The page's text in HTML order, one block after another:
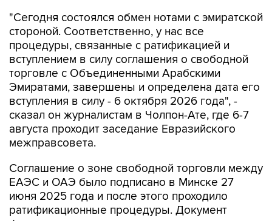
"Сегодня состоялся обмен нотами с эмиратской
стороной. Соответственно, у нас все
процедуры, связанные с ратификацией и
вступлением в силу соглашения о свободной
торговле с Объединенными Арабскими
Эмиратами, завершены и определена дата его
вступления в силу - 6 октября 2026 года", -
сказал он журналистам в Чолпон-Ате, где 6-7
августа проходит заседание Евразийского
межправсовета.
Соглашение о зоне свободной торговли между
ЕАЭС и ОАЭ было подписано в Минске 27
июня 2025 года и после этого проходило
ратификационные процедуры. Документ